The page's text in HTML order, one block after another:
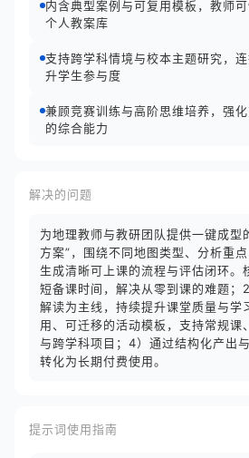
内含典型案例与可复用模板，教师
个人教案库
支持跨学科情境与校本主题研究，
升学生参与度
兼顾竞赛训练与高阶思维培养，强
的综合能力
解决的问题
为地理教师与教研团队提供一键成型
方案”，围绕不同地图类型、分析重
生成清晰可上课的流程与评估闭环。
短备课时间，解决从零到课的难题；
解读为主线，持续提升课堂质量与学
用、可迁移的活动模板，支持常规课
与跨学科项目；4）通过结构化产出
转化为长期付费使用。
提示词使用指南